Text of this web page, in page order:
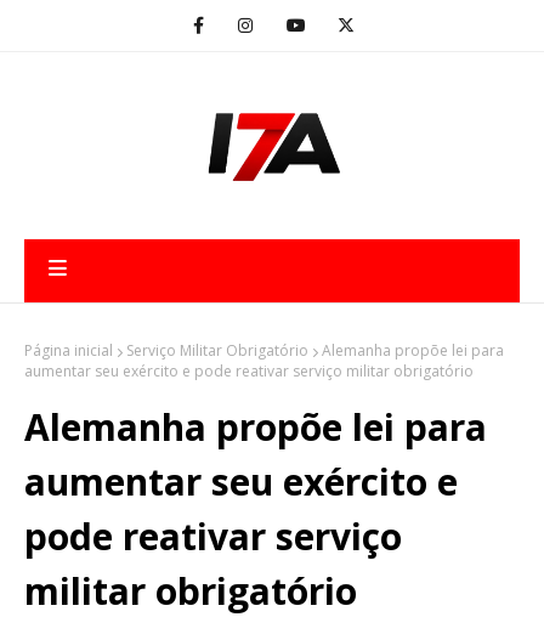
Página inicial Serviço Militar Obrigatório
Alemanha propõe lei para
aumentar seu exército e pode reativar serviço militar obrigatório
Alemanha propõe lei para
aumentar seu exército e
pode reativar serviço
militar obrigatório